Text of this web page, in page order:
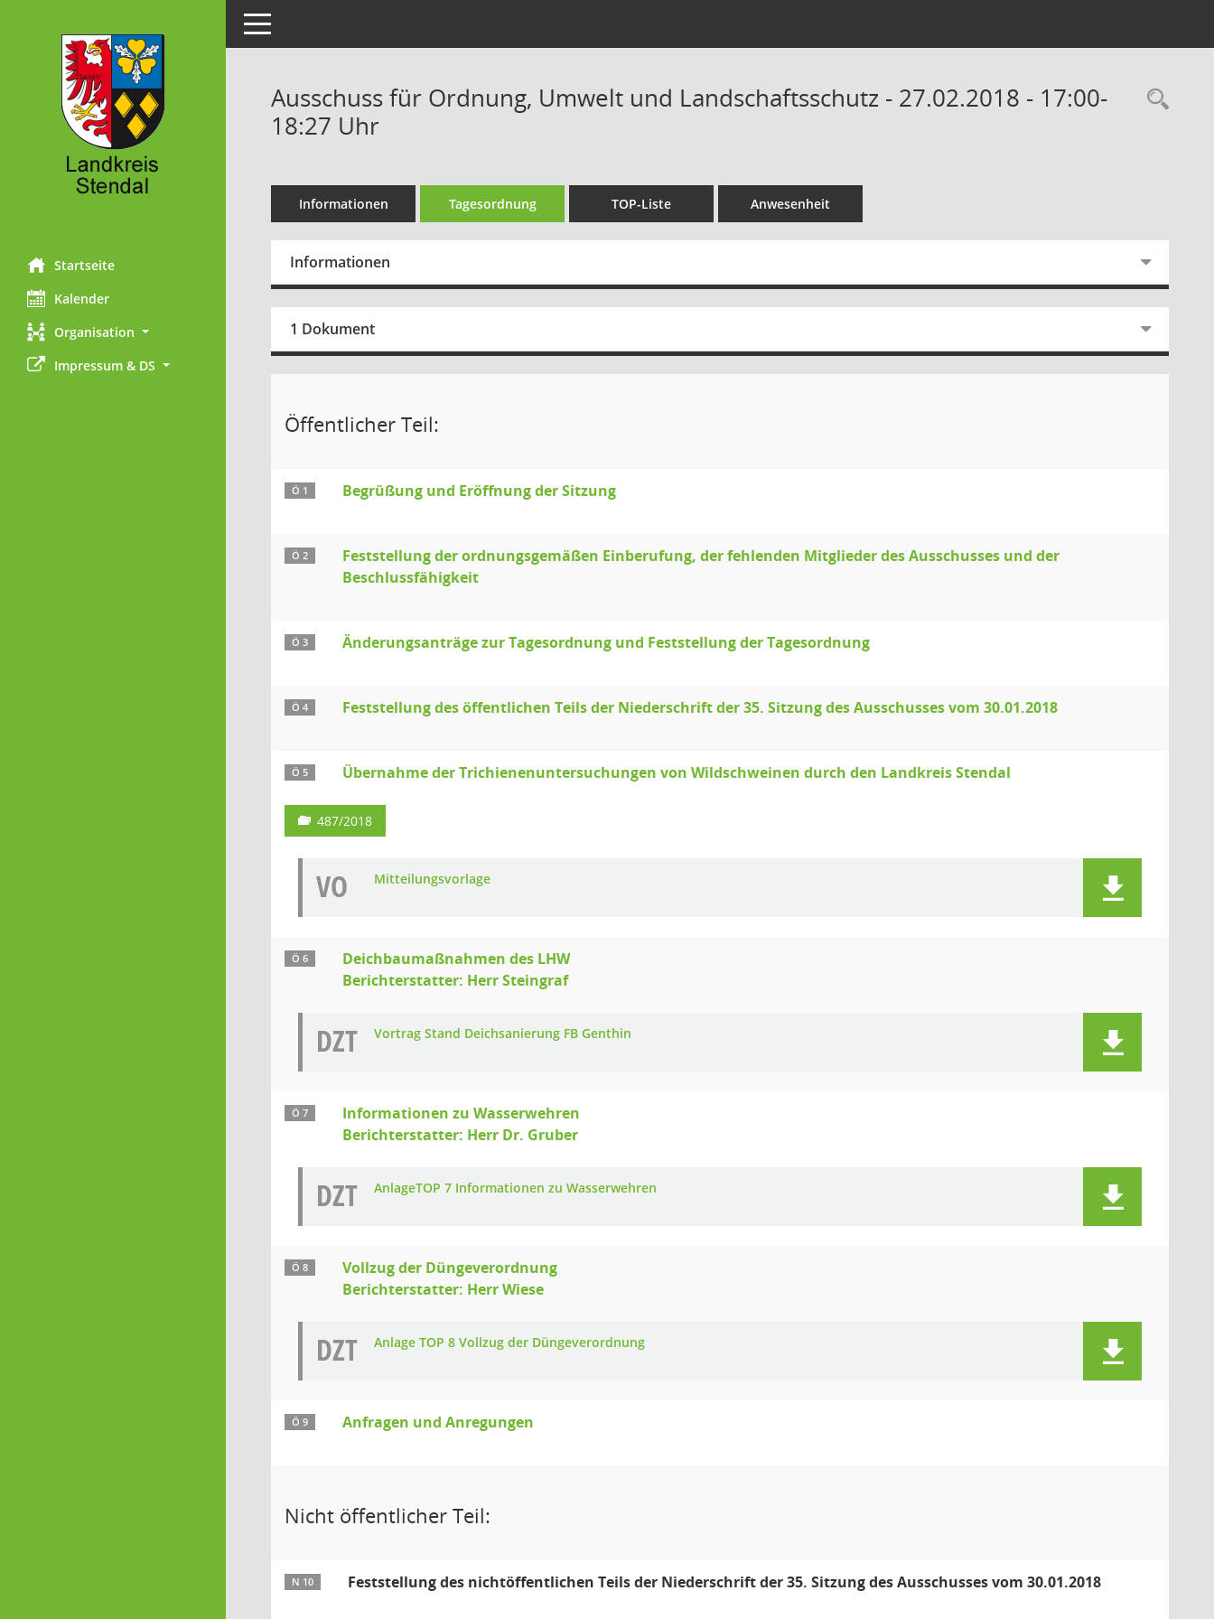
Startseite
Kalender
Organisation
Impressum & DS
Toggle navigation
Ausschuss für Ordnung, Umwelt und Landschaftsschutz - 27.02.2018 - 17:00-
18:27 Uhr
Informationen Tagesordnung TOP-Liste Anwesenheit
Informationen
1 Dokument
Öffentlicher Teil:
Ö 1 Begrüßung und Eröffnung der Sitzung
Ö 2
Feststellung der ordnungsgemäßen Einberufung, der fehlenden Mitglieder des Ausschusses und der
Beschlussfähigkeit
Ö 3 Änderungsanträge zur Tagesordnung und Feststellung der Tagesordnung
Ö 4 Feststellung des öffentlichen Teils der Niederschrift der 35. Sitzung des Ausschusses vom 30.01.2018
Ö 5 Übernahme der Trichienenuntersuchungen von Wildschweinen durch den Landkreis Stendal
487/2018
VO Mitteilungsvorlage
Ö 6
Deichbaumaßnahmen des LHW
Berichterstatter: Herr Steingraf
DZT Vortrag Stand Deichsanierung FB Genthin
Ö 7
Informationen zu Wasserwehren
Berichterstatter: Herr Dr. Gruber
DZT AnlageTOP 7 Informationen zu Wasserwehren
Ö 8
Vollzug der Düngeverordnung
Berichterstatter: Herr Wiese
DZT Anlage TOP 8 Vollzug der Düngeverordnung
Ö 9 Anfragen und Anregungen
Nicht öffentlicher Teil:
N 10 Feststellung des nichtöffentlichen Teils der Niederschrift der 35. Sitzung des Ausschusses vom 30.01.2018